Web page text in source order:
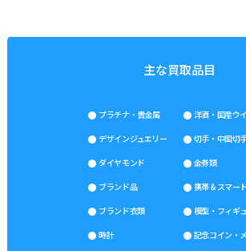
主な買取品目
プラチナ・貴金属
デザインジュエリー
ダイヤモンド
ブランド品
ブランド衣類
時計
洋酒・国産ウ
切手・中国切
金券類
携帯＆スマー
模型・フィギ
記念コイン・